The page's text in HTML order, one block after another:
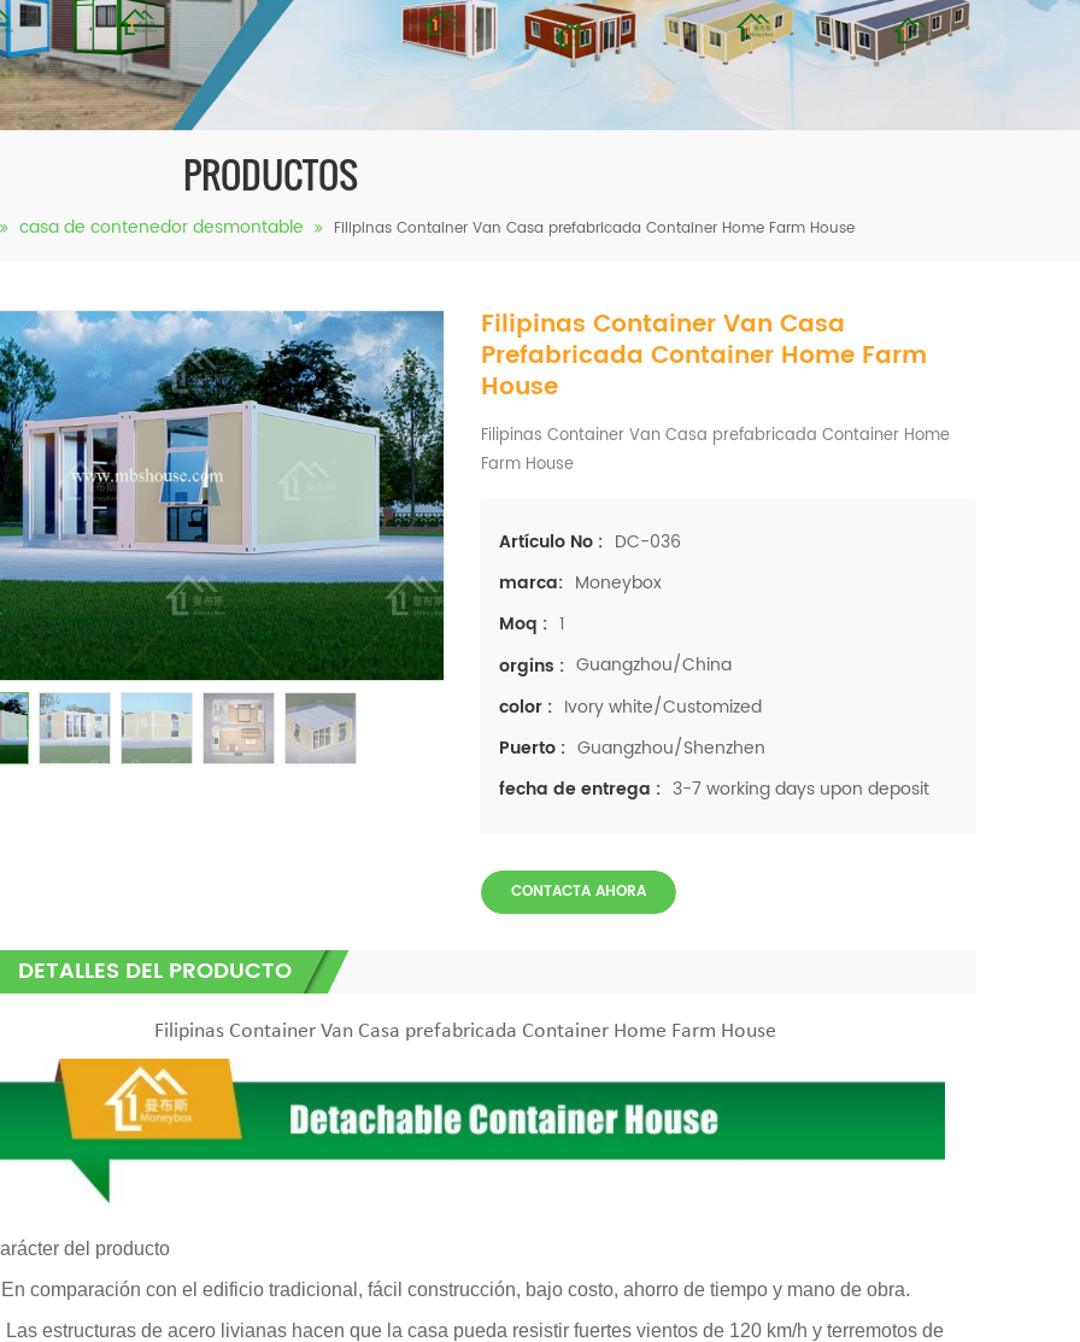
PRODUCTOS
casa de contenedor desmontable Filipinas Container Van Casa prefabricada Container Home Farm House
Filipinas Container Van Casa
Prefabricada Container Home Farm
House
Filipinas Container Van Casa prefabricada Container Home
Farm House
Artículo No : DC-036
marca: Moneybox
Moq : 1
orgins : Guangzhou/China
color : Ivory white/Customized
Puerto : Guangzhou/Shenzhen
fecha de entrega : 3-7 working days upon deposit
CONTACTA AHORA
DETALLES DEL PRODUCTO
Filipinas Container Van Casa prefabricada Container Home Farm House
del producto
comparación con el edificio tradicional, fácil construcción, bajo costo, ahorro de tiempo y mano de obra.
estructuras de acero livianas hacen que la casa pueda resistir fuertes vientos de 120 km/h y terremotos de
mbshou